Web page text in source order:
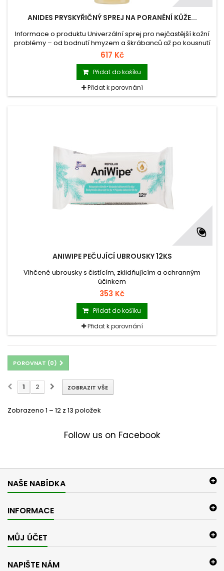
ANIDES PRYSKYŘIČNÝ SPREJ NA PORANĚNÍ KŮŽE...
Informace o produktu Univerzální sprej pro nejčastější kožní
problémy – od bodnutí hmyzem a škrábanců až po kousnutí
a jiné rány menšího rozsahu.
617 Kč
Přidat do košíku
Přidat k porovnání
ANIWIPE PEČUJÍCÍ UBROUSKY 12KS
Vlhčené ubrousky s čistícím, zklidňujícím a ochranným
účinkem
353 Kč
Přidat do košíku
Přidat k porovnání
POROVNAT (0)
ZOBRAZIT VŠE
1 2
Zobrazeno 1 – 12 z 13 položek
Follow us on Facebook
NAŠE NABÍDKA
INFORMACE
MŮJ ÚČET
NAPIŠTE NÁM